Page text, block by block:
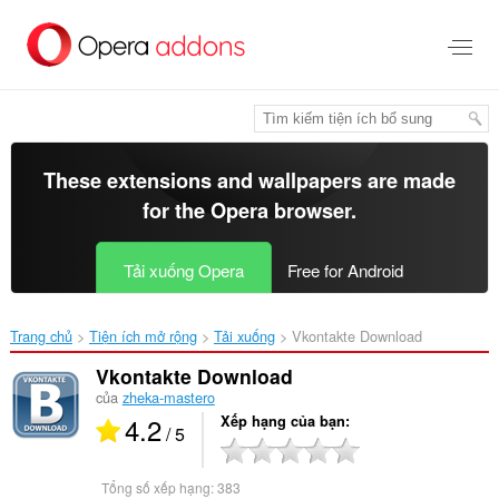
đến
These extensions and wallpapers are made
for theOpera browser.
Tải xuống Opera Free for Android
Trang chủ Tiện ích mở rộng Tải xuống Vkontakte Download‎
Vkontakte Download
của zheka-mastero
4.2/ 5 Xếp hạng của bạn
Tổng số xếp hạng:383